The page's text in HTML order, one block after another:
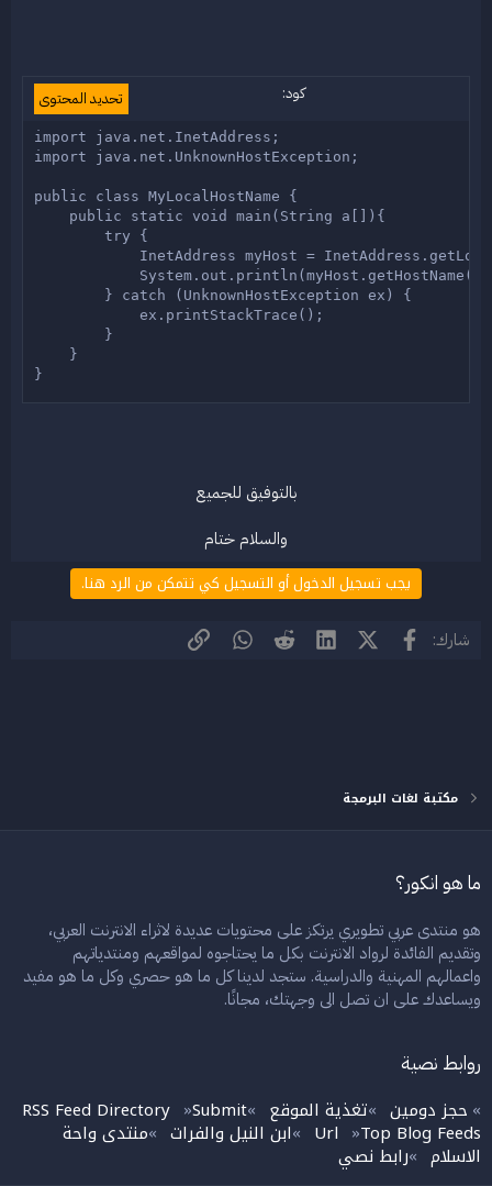
تحديد المحتوى كود:
import java.net.InetAddress;
import java.net.UnknownHostException;
public class MyLocalHostName {
public static void main(String a[]){
try {
InetAddress myHost =
} catch (UnknownHostException ex) {
ex.printStackTrace();
}
}
}
بالتوفيق للجميع
والسلام ختام​
يجب تسجيل الدخول أو التسجيل كي تتمكن من الرد هنا.
شارك: فيسبوك X (Twitter)
LinkedIn
Reddit
WhatsApp
الرابط
مكتبة لغات البرمجة
ما هو انكور؟
هو منتدى عربي تطويري يرتكز على محتويات عديدة لاثراء الانترنت العربي،
وتقديم الفائدة لرواد الانترنت بكل ما يحتاجوه لمواقعهم ومنتدياتهم
واعمالهم المهنية والدراسية. ستجد لدينا كل ما هو حصري وكل ما هو مفيد
ويساعدك على ان تصل الى وجهتك، مجانًا.
روابط نصية
» حجز دومين »تغذية الموقع »
RSS Feed Directory »Submit
Url »Top Blog Feeds
»ابن النيل والفرات »منتدى واحة
الاسلام »رابط نصي